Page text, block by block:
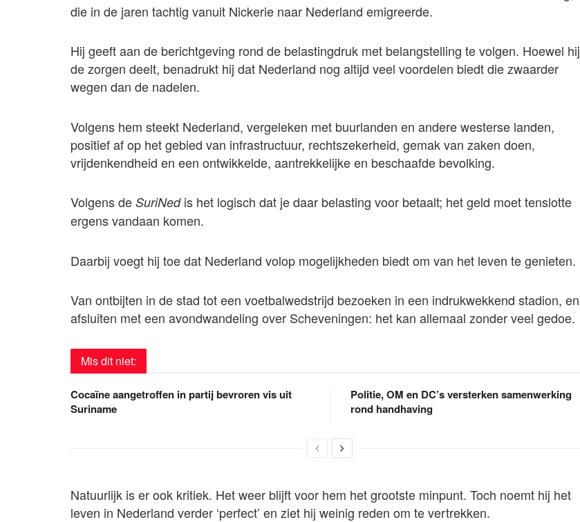
die in de jaren tachtig vanuit Nickerie naar Nederland emigreerde.
Hij geeft aan de berichtgeving rond de belastingdruk met belangstelling te volgen. Hoewel hij
de zorgen deelt, benadrukt hij dat Nederland nog altijd veel voordelen biedt die zwaarder
wegen dan de nadelen.
Volgens hem steekt Nederland, vergeleken met buurlanden en andere westerse landen,
positief af op het gebied van infrastructuur, rechtszekerheid, gemak van zaken doen,
vrijdenkendheid en een ontwikkelde, aantrekkelijke en beschaafde bevolking.
Volgens de SuriNedis het logisch dat je daar belasting voor betaalt; het geld moet tenslotte
ergens vandaan komen.
Daarbij voegt hij toe dat Nederland volop mogelijkheden biedt om van het leven te genieten.
Van ontbijten in de stad tot een voetbalwedstrijd bezoeken in een indrukwekkend stadion, en
afsluiten met een avondwandeling over Scheveningen: het kan allemaal zonder veel gedoe.
Mis dit niet:
Cocaïne aangetroffen in partij bevroren vis uit
Suriname
Politie, OM en DC’s versterken samenwerking
rond handhaving
Natuurlijk is er ook kritiek. Het weer blijft voor hem het grootste minpunt. Toch noemt hij het
leven in Nederland verder ‘perfect’ en ziet hij weinig reden om te vertrekken.